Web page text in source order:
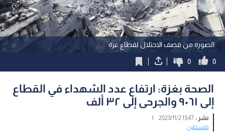
الصورة من قصف الاحتلال لقطاع غزة
0
0
الصحة بغزة: ارتفاع عدد الشهداء في القطاع
إلى ٩٠٦١ والجرحى إلى ٣٢ ألف
نشر :13:47 2023/11/2
|
فلسطين